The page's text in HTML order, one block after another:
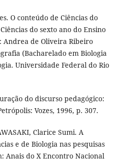
O conteúdo de Ciências do
do sexto ano do Ensino
Andrea de Oliveira Ribeiro
(Bacharelado em Biologia
Universidade Federal do Rio
do discurso pedagógico:
Vozes, 1996, p. 307.
Clarice Sumi. A
e de Biologia nas pesquisas
Anais do X Encontro Nacional